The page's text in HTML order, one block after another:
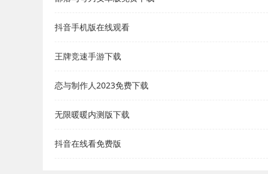
抖音手机版在线观看
王牌竞速手游下载
恋与制作人2023免费下载
无限暖暖内测版下载
抖音在线看免费版